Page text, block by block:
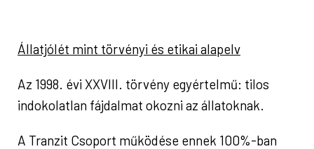
Állatjólét mint törvényi és etikai alapelv
Az 1998. évi XXVIII. törvény egyértelmű: tilos
indokolatlan fájdalmat okozni az állatoknak.
A Tranzit Csoport működése ennek 100%-ban